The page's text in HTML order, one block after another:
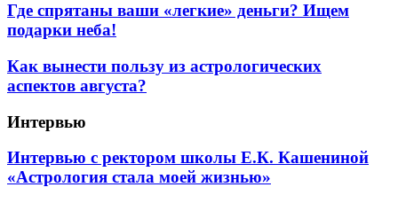
Где спрятаны ваши «легкие» деньги? Ищем
подарки неба!
Как вынести пользу из астрологических
аспектов августа?
Интервью
Интервью с ректором школы Е.К. Кашениной
«Астрология стала моей жизнью»